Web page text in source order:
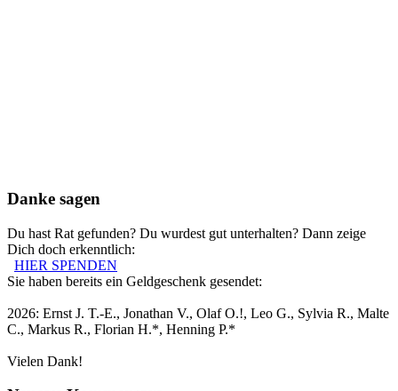
Danke sagen
Du hast Rat gefunden? Du wurdest gut unterhalten? Dann zeige
Dich doch erkenntlich:
HIER SPENDEN
Sie haben bereits ein Geldgeschenk gesendet:
2026: Ernst J. T.-E., Jonathan V., Olaf O.!, Leo G., Sylvia R., Malte
C., Markus R., Florian H.*, Henning P.*
Vielen Dank!